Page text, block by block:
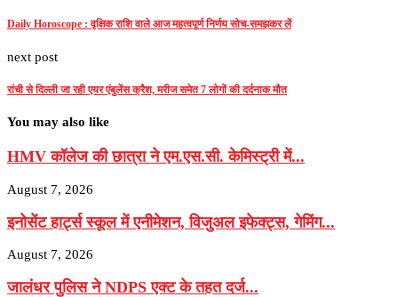
Daily Horoscope : वृक्षिक राशि वाले आज महत्वपूर्ण निर्णय सोच-समझकर लें
next post
रांची से दिल्ली जा रही एयर एंबुलेंस क्रैश, मरीज समेत 7 लोगों की दर्दनाक मौत
You may also like
HMV कॉलेज की छात्रा ने एम.एस.सी. केमिस्ट्री में...
August 7, 2026
इनोसेंट हार्ट्स स्कूल में एनीमेशन, विजुअल इफेक्ट्स, गेमिंग...
August 7, 2026
जालंधर पुलिस ने NDPS एक्ट के तहत दर्ज...